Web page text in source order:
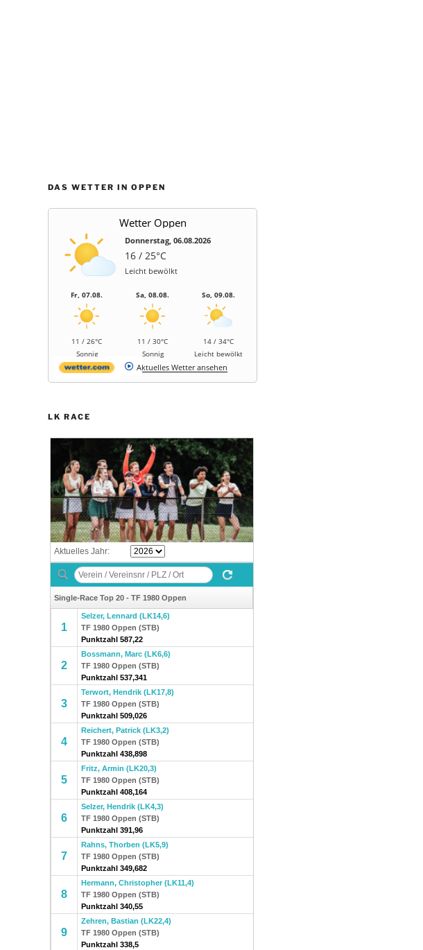
DAS WETTER IN OPPEN
Wetter Oppen
Donnerstag, 06.08.2026
16 / 25°C
Leicht bewölkt
Fr, 07.08.
11 / 26°C
Sonnig
Sa, 08.08.
11 / 30°C
Sonnig
So, 09.08.
14 / 34°C
Leicht bewölkt
Aktuelles Wetter ansehen
LK RACE